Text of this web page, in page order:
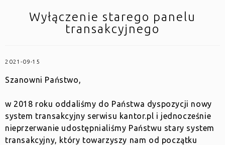
Wyłączenie starego panelu
transakcyjnego
2021-09-15
Szanowni Państwo,
w 2018 roku oddaliśmy do Państwa dyspozycji nowy
system transakcyjny serwisu kantor.pl i jednocześnie
nieprzerwanie udostępnialiśmy Państwu stary system
transakcyjny, który towarzyszy nam od początku